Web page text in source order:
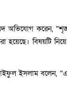
অভিযোগ করেন,
বিষয়টি
ইসলাম বলেন,